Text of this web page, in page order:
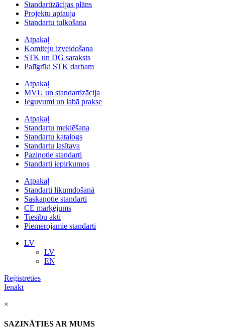
Standartizācijas plāns
Projektu aptauja
Standartu tulkošana
Atpakaļ
Komiteju izveidošana
STK un DG saraksts
Palīgrīki STK darbam
Atpakaļ
MVU un standartizācija
Ieguvumi un labā prakse
Atpakaļ
Standartu meklēšana
Standartu katalogs
Standartu lasītava
Paziņotie standarti
Standarti iepirkumos
Atpakaļ
Standarti likumdošanā
Saskaņotie standarti
CE marķējums
Tiesību akti
Piemērojamie standarti
LV
LV
EN
Reģistrēties
Ienākt
×
SAZINĀTIES AR MUMS